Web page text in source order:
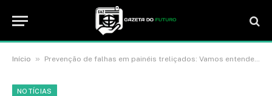
Início » Prevenção de falhas em painéis treliçados: Vamos entender como garantir durabilidade e segurança
NOTÍCIAS